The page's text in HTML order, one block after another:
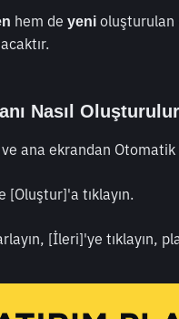
hem de yeni oluşturulan
Nasıl
ana ekrandan Otomatik
[Oluştur]'a tıklayın.
[İleri]'ye tıklayın,